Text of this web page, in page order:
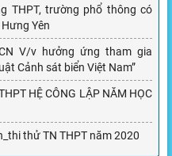
THPT, trường phổ thông có
Yên
V/v hưởng ứng tham gia
Cảnh sát biển Việt Nam”
HỆ CÔNG LẬP NĂM HỌC
thử TN THPT năm 2020